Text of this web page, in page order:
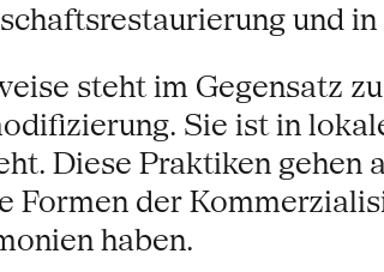
und
steht im Gegensatz
Sie ist in
Diese Praktiken gehen
Formen der
haben.